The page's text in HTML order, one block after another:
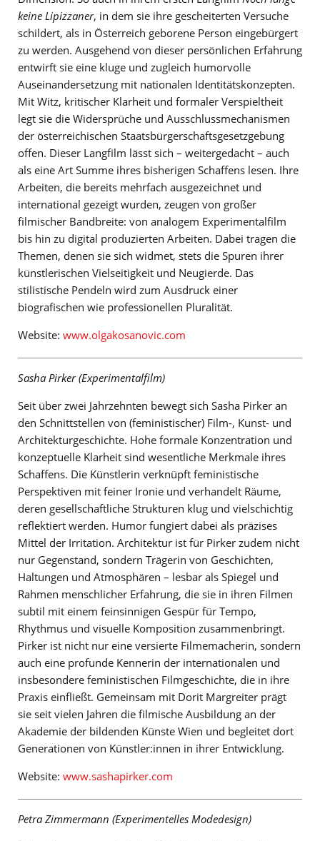
keine Lipizzaner, in dem sie ihre gescheiterten Versuche
schildert, als in Österreich geborene Person eingebürgert
zu werden. Ausgehend von dieser persönlichen Erfahrung
entwirft sie eine kluge und zugleich humorvolle
Auseinandersetzung mit nationalen Identitätskonzepten.
Mit Witz, kritischer Klarheit und formaler Verspieltheit
legt sie die Widersprüche und Ausschlussmechanismen
der österreichischen Staatsbürgerschaftsgesetzgebung
offen. Dieser Langfilm lässt sich – weitergedacht – auch
als eine Art Summe ihres bisherigen Schaffens lesen. Ihre
Arbeiten, die bereits mehrfach ausgezeichnet und
international gezeigt wurden, zeugen von großer
filmischer Bandbreite: von analogem Experimentalfilm
bis hin zu digital produzierten Arbeiten. Dabei tragen die
Themen, denen sie sich widmet, stets die Spuren ihrer
künstlerischen Vielseitigkeit und Neugierde. Das
stilistische Pendeln wird zum Ausdruck einer
biografischen wie professionellen Pluralität.
Website: www.olgakosanovic.com
Sasha Pirker (Experimentalfilm)
Seit über zwei Jahrzehnten bewegt sich Sasha Pirker an
den Schnittstellen von (feministischer) Film-, Kunst- und
Architekturgeschichte. Hohe formale Konzentration und
konzeptuelle Klarheit sind wesentliche Merkmale ihres
Schaffens. Die Künstlerin verknüpft feministische
Perspektiven mit feiner Ironie und verhandelt Räume,
deren gesellschaftliche Strukturen klug und vielschichtig
reflektiert werden. Humor fungiert dabei als präzises
Mittel der Irritation. Architektur ist für Pirker zudem nicht
nur Gegenstand, sondern Trägerin von Geschichten,
Haltungen und Atmosphären – lesbar als Spiegel und
Rahmen menschlicher Erfahrung, die sie in ihren Filmen
subtil mit einem feinsinnigen Gespür für Tempo,
Rhythmus und visuelle Komposition zusammenbringt.
Pirker ist nicht nur eine versierte Filmemacherin, sondern
auch eine profunde Kennerin der internationalen und
insbesondere feministischen Filmgeschichte, die in ihre
Praxis einfließt. Gemeinsam mit Dorit Margreiter prägt
sie seit vielen Jahren die filmische Ausbildung an der
Akademie der bildenden Künste Wien und begleitet dort
Generationen von Künstler:innen in ihrer Entwicklung.
Website: www.sashapirker.com
Petra Zimmermann (Experimentelles Modedesign)